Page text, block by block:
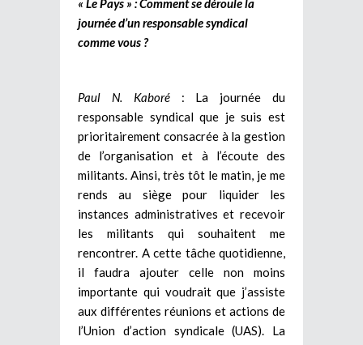
journée d’un responsable syndical
comme vous ?
Paul N. Kaboré : La journée du
responsable syndical que je suis est
prioritairement consacrée à la gestion
de l’organisation et à l’écoute des
militants. Ainsi, très tôt le matin, je me
rends au siège pour liquider les
instances administratives et recevoir
les militants qui souhaitent me
rencontrer. A cette tâche quotidienne,
il faudra ajouter celle non moins
importante qui voudrait que j’assiste
aux différentes réunions et actions de
l’Union d’action syndicale (UAS). La